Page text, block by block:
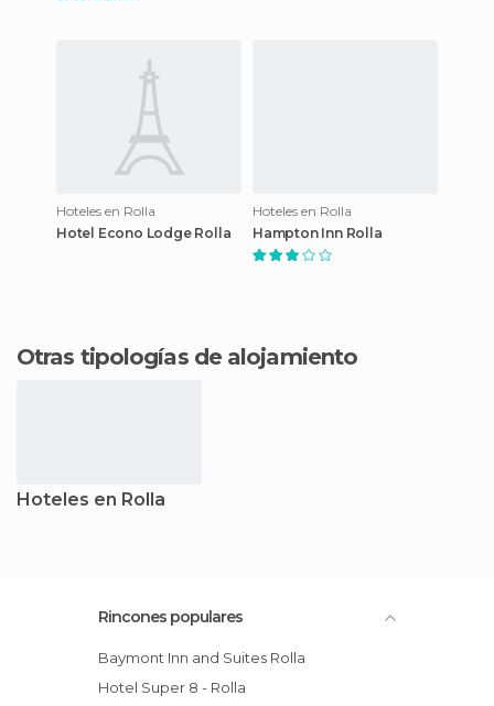
Hoteles en Rolla
Hotel Econo Lodge Rolla
Hoteles en Rolla
Hampton Inn Rolla
Otras tipologías de alojamiento
Hoteles en Rolla
Rincones populares
Baymont Inn and Suites Rolla
Hotel Super 8 - Rolla